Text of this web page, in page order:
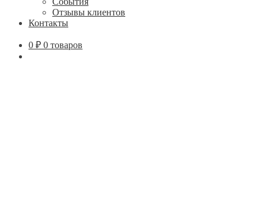
Отзывы клиентов
Контакты
0 ₽ 0 товаров